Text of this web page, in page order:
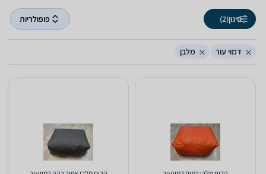
סינון(2) פופולריות
דמוי עור מלבן